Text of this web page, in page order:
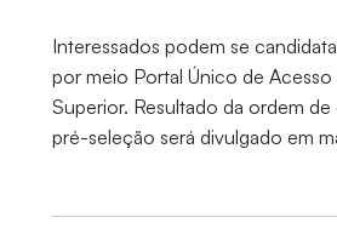
Interessados podem se
por meio Portal Único de Acesso
Superior. Resultado da ordem
pré-seleção será divulgado em